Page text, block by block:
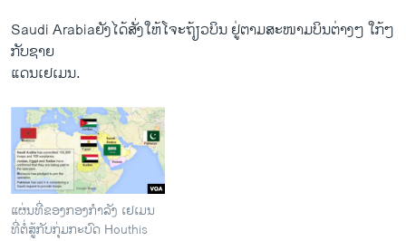
Saudi Arabiaຍັງໄດ້ສັ່ງໃຫ້ໂຈະຖ້ຽວບິນ ຢູ່ຕາມສະໜາມບິນຕ່າງໆ ໃກ້ໆ
ກັບຊາຍ
ແດນເຢເມນ.
​ແຜ່ນ​ທີ່​ຂອງ​ກອງກຳລັງ ​ເຢ​ເມນ
ທີ່​ຕໍ່ສູ້​ກັບ​ກຸ່ມ​ກະບົດ Houthis